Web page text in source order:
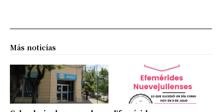
Más noticias